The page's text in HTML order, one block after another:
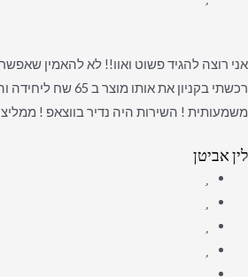
רכשתי בקניון את אותו
משמעותית ! השירות היה נדיר בווצאפ !
לין אביטן